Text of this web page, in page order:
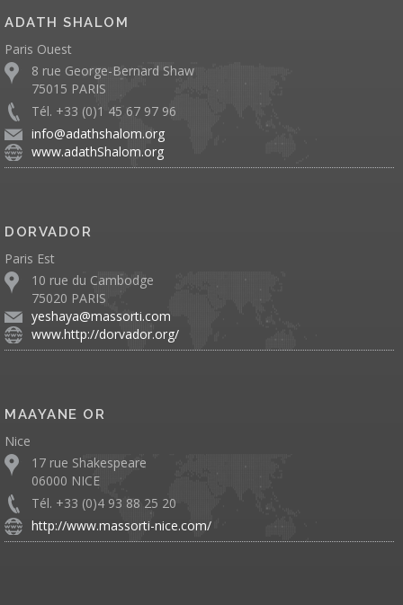
ADATH SHALOM
Paris Ouest
8 rue George-Bernard Shaw
75015 PARIS
Tél. +33 (0)1 45 67 97 96
info@adathshalom.org
www.adathShalom.org
DORVADOR
Paris Est
10 rue du Cambodge
75020 PARIS
yeshaya@massorti.com
www.http://dorvador.org/
MAAYANE OR
Nice
17 rue Shakespeare
06000 NICE
Tél. +33 (0)4 93 88 25 20
http://www.massorti-nice.com/